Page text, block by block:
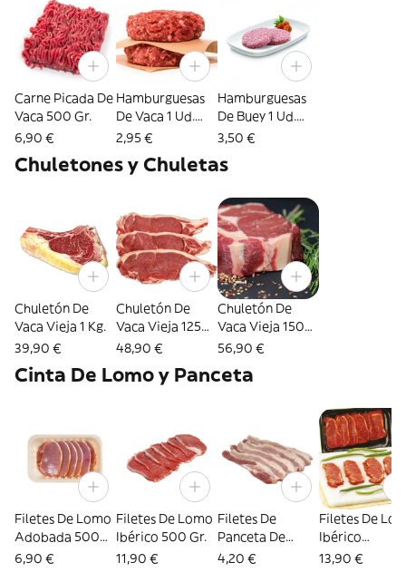
Carne Picada De
Vaca 500 Gr.
6,90 €
Hamburguesas
De Vaca 1 Ud.
180 Gr.
2,95 €
Hamburguesas
De Buey 1 Ud.
180 Gr.
3,50 €
Chuletones y Chuletas
Chuletón De
Vaca Vieja 1 Kg.
39,90 €
Chuletón De
Vaca Vieja 1250
Kg.
48,90 €
Chuletón De
Vaca Vieja 1500
Kg.
56,90 €
Cinta De Lomo y Panceta
Filetes De Lomo
Adobada 500
Gr.
6,90 €
Filetes De Lomo
Ibérico 500 Gr.
11,90 €
Filetes De
Panceta De
Cerdo 300 Gr.
4,20 €
Filetes De
Ibérico
Adobada 500
13,90 €